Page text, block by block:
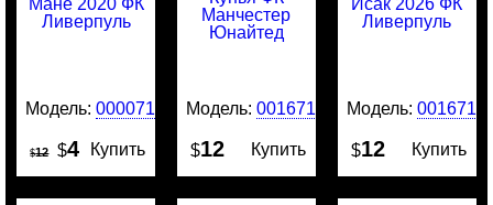
Модель:00007184
$12 $4 Купить
Модель:0016717
$12 Купить
Модель: 0016716
$12 Купить